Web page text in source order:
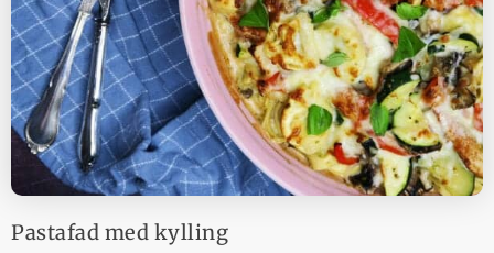
Pastafad med kylling